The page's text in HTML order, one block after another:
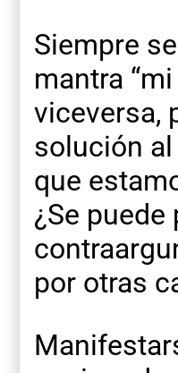
Siempre
mantra
viceversa,
solución
que
¿Se
por otras